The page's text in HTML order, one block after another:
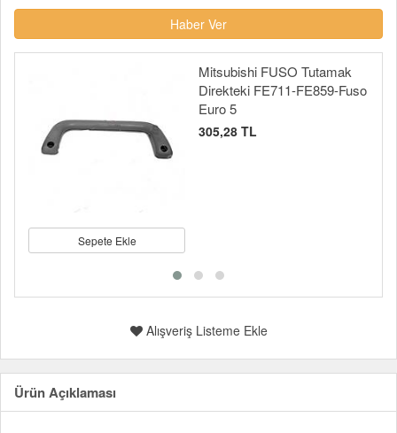
Haber Ver
Sepete Ekle
Mitsubishi FUSO Tutamak
Direkteki FE711-FE859-Fuso
Euro 5
305,28 TL
Alışveriş Listeme Ekle
Ürün Açıklaması